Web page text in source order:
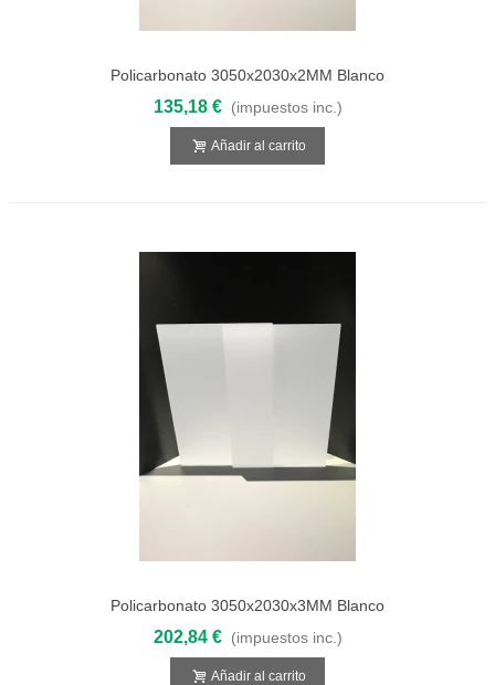
Policarbonato 3050x2030x2MM Blanco
Opal Compacto
135,18 € (impuestos inc.)
Añadir al carrito
Policarbonato 3050x2030x3MM Blanco
Opal Compacto
202,84 € (impuestos inc.)
Añadir al carrito